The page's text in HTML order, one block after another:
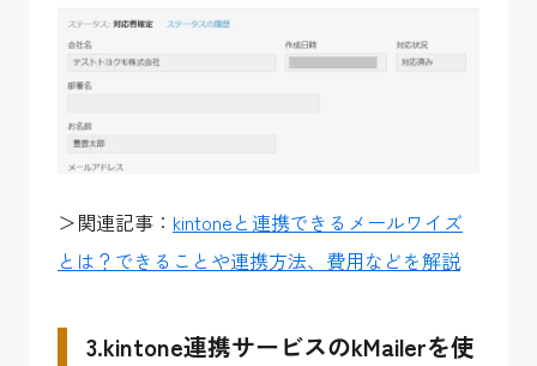
＞関連記事： kintoneと連携できるメールワイズ
とは？できることや連携方法、費用などを解説
3.kintone連携サービスのkMailerを使